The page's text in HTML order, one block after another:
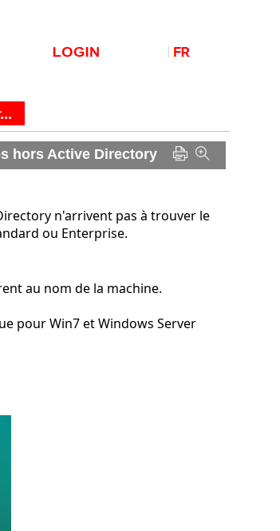
hors Active Directory
n'arrivent pas à trouver le
ou Enterprise.
au nom de la machine.
pour Win7 et Windows Server